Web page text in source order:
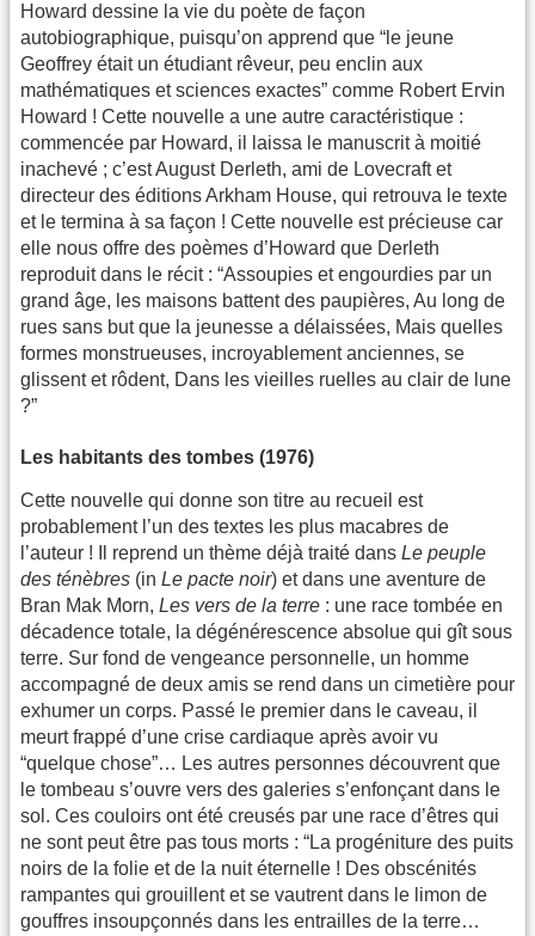
Howard dessine la vie du poète de façon
autobiographique, puisqu’on apprend que “le jeune
Geoffrey était un étudiant rêveur, peu enclin aux
mathématiques et sciences exactes” comme Robert Ervin
Howard ! Cette nouvelle a une autre caractéristique :
commencée par Howard, il laissa le manuscrit à moitié
inachevé ; c’est August Derleth, ami de Lovecraft et
directeur des éditions Arkham House, qui retrouva le texte
et le termina à sa façon ! Cette nouvelle est précieuse car
elle nous offre des poèmes d’Howard que Derleth
reproduit dans le récit : “Assoupies et engourdies par un
grand âge, les maisons battent des paupières, Au long de
rues sans but que la jeunesse a délaissées, Mais quelles
formes monstrueuses, incroyablement anciennes, se
glissent et rôdent, Dans les vieilles ruelles au clair de lune
?”
Les habitants des tombes (1976)
Cette nouvelle qui donne son titre au recueil est
probablement l’un des textes les plus macabres de
l’auteur ! Il reprend un thème déjà traité dans Le peuple
des ténèbres (in Le pacte noir) et dans une aventure de
Bran Mak Morn, Les vers de la terre : une race tombée en
décadence totale, la dégénérescence absolue qui gît sous
terre. Sur fond de vengeance personnelle, un homme
accompagné de deux amis se rend dans un cimetière pour
exhumer un corps. Passé le premier dans le caveau, il
meurt frappé d’une crise cardiaque après avoir vu
“quelque chose”… Les autres personnes découvrent que
le tombeau s’ouvre vers des galeries s’enfonçant dans le
sol. Ces couloirs ont été creusés par une race d’êtres qui
ne sont peut être pas tous morts : “La progéniture des puits
noirs de la folie et de la nuit éternelle ! Des obscénités
rampantes qui grouillent et se vautrent dans le limon de
gouffres insoupçonnés dans les entrailles de la terre…